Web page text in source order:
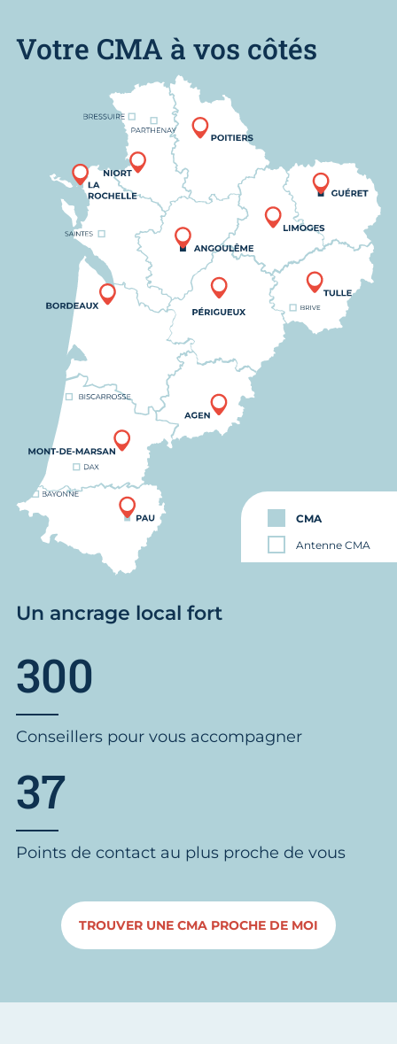
Votre CMA à vos côtés
CMA
Antenne CMA
Un ancrage local fort
300
Conseillers pour vous accompagner
37
Points de contact au plus proche de vous
TROUVER UNE CMA PROCHE DE MOI